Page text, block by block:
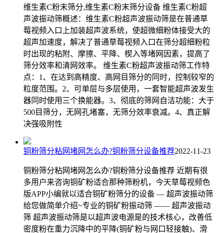
维生素C粉末筛分,维生素C粉末筛分设备 维生素C粉超
声波振动筛概述：维生素C粉超声波振动筛是在普通草
莓视频入口上加装超声波系统，使超微细粉体接受大的
超声加速度，解决了普通草莓视频入口在筛分超细粉粒
时出现的粘附、摩擦、平降、楔入等堵网因素，提高了
筛分效率和清网效率。 维生素C粉超声波振动筛工作特
点：1、在达到高精度、高网目筛分的同时，控制较窄的
粒度范围。2、可单层与多层使用，一套智能超声波发生
器同时使用三个换能器。3、彻底的筛网自洁功能：大于
500目筛分，无网孔堵塞，无筛分效率衰减。4、真正解
决强吸附性
铜粉筛分粘网堵网怎么办?铜粉筛分设备推荐2022-11-23
铜粉筛分粘网堵网怎么办?铜粉筛分设备推荐 近期有很
多用户来咨询铜矿粉适合那种筛粉机，今天草莓视频色
版APP小编就以适合铜矿粉筛分的设备 — 超声波振动筛
给您做简单介绍~专业的铜矿粉振动筛 —— 超声波振动
筛 超声波振动筛是以超声波电源是的技术核心，改善低
密度粉在重力沉降中的平降(铜矿粉与网口轻接触)、滑